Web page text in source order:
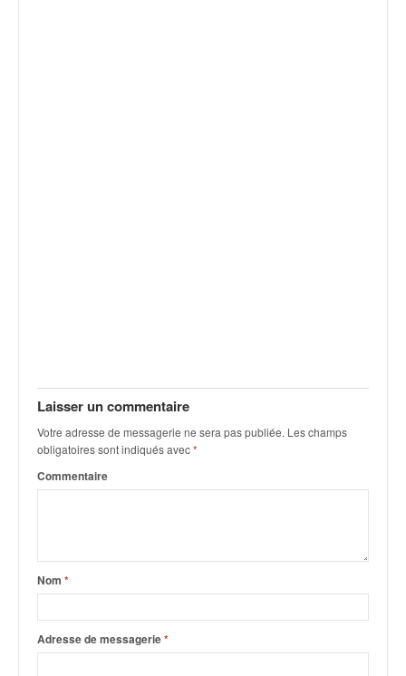
Laisser un commentaire
Votre adresse de messagerie ne sera pas publiée. Les champs
obligatoires sont indiqués avec*
Commentaire
Nom *
Adresse de messagerie*